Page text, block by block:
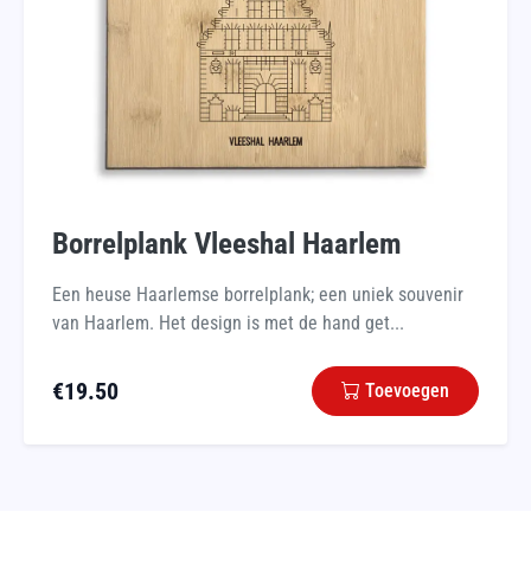
Borrelplank Vleeshal Haarlem
Een heuse Haarlemse borrelplank; een uniek souvenir
van Haarlem. Het design is met de hand get...
€19.50 Toevoegen